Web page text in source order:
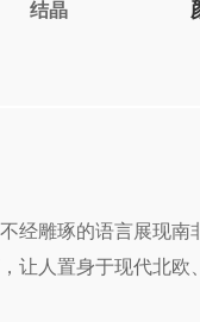
结晶
不经雕琢的语言展现南
让人置身于现代北欧